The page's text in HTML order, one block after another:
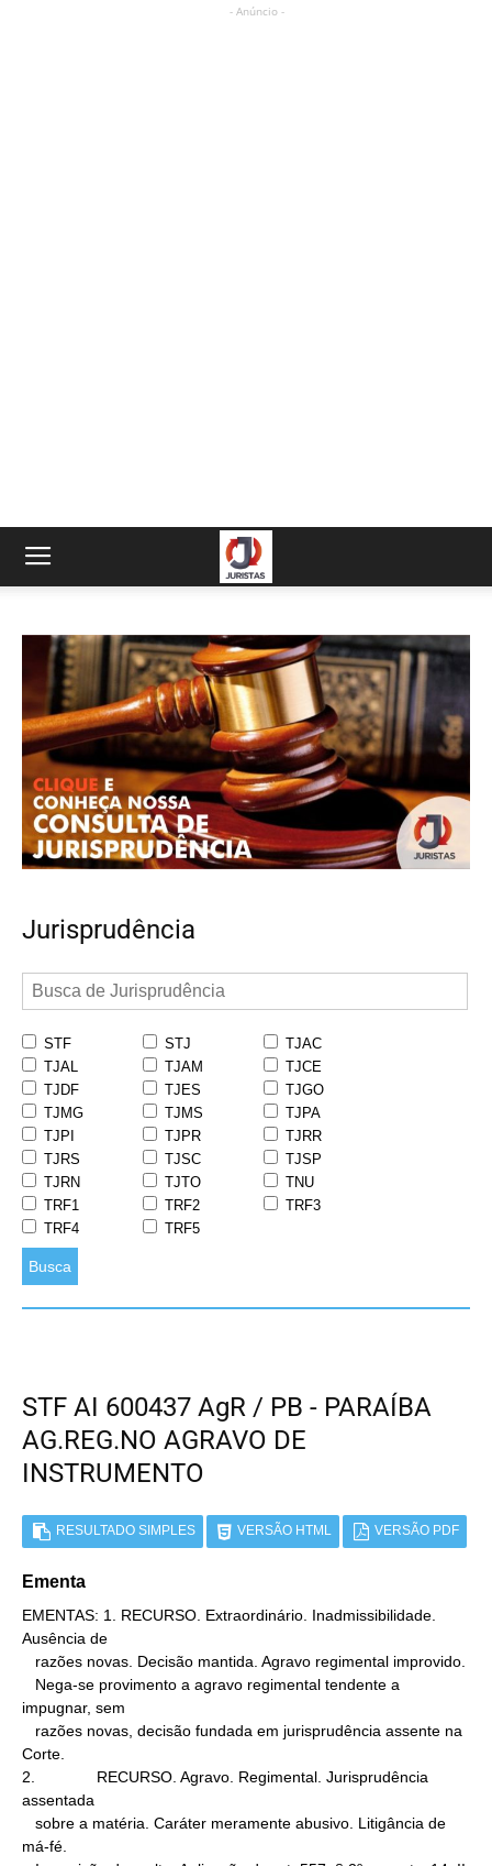
- Anúncio -
Jurisprudência
STF STJ
TJAC
TJAL
TJAM
TJCE
TJDF
TJES
TJGO
TJMG
TJMS
TJPA
TJPI
TJPR
TJRR
TJRS
TJSC
TJSP
TJRN
TJTO
TNU
TRF1
TRF2
TRF3
TRF4
TRF5
Busca
STF AI 600437 AgR / PB - PARAÍBA
AG.REG.NO AGRAVO DE
INSTRUMENTO
RESULTADO SIMPLES VERSÃO HTML VERSÃO PDF
Ementa
EMENTAS: 1. RECURSO. Extraordinário. Inadmissibilidade.
Ausência de
impugnar, sem
Corte.
2.              RECURSO. Agravo. Regimental. Jurisprudência
assentada
má-fé.